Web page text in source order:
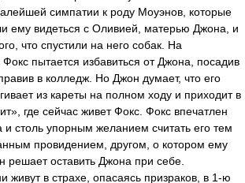
симпатии к роду Моуэнов, которые
ему видеться с Оливией, матерью Джона, и
что спустили на него собак. На
пытается избавиться от Джона, посадив
в колледж. Но Джон думает, что его
из кареты на полном ходу и приходит в
где сейчас живет Фокс. Фокс впечатлен
и столь упорным желанием считать его тем
провидением, другом, о котором ему
решает оставить Джона при себе.
живут в страхе, опасаясь призраков, в 1-ю